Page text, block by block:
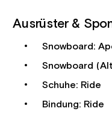
Ausrüster &
Snowboard:
Snowboard
Schuhe: Ride
Bindung: Ride